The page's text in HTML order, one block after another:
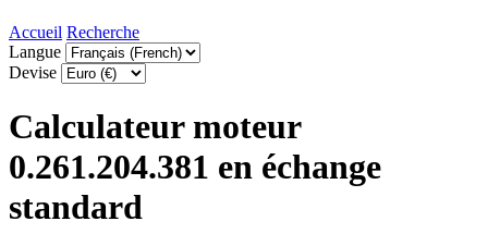
Accueil Recherche
Langue
Devise
Calculateur moteur
0.261.204.381 en échange
standard